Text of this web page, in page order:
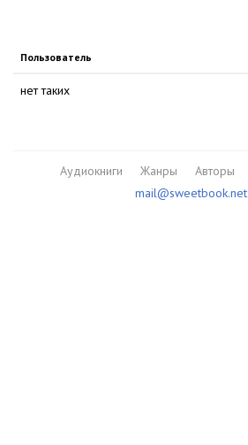
Пользователь
нет таких
Аудиокниги Жанры Авторы
mail@sweetbook.net